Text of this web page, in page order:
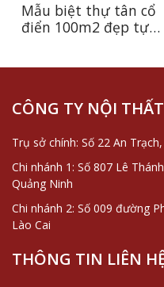
Mẫu biệt thự tân cổ
điển 100m2 đẹp tựa
CÔNG TY NỘI
Trụ sở chính: Số 22 An
Chi nhánh 1: Số 807 Lê
Quảng Ninh
Chi nhánh 2: Số 009 đường
Lào Cai
THÔNG TIN LIÊN